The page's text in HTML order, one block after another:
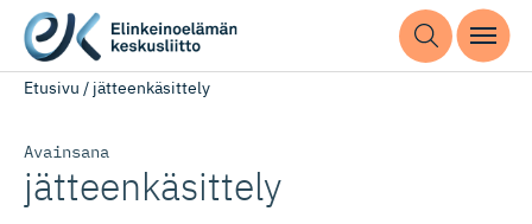
Etusivu / jätteenkäsittely
Avainsana
jätteenkä­sittely